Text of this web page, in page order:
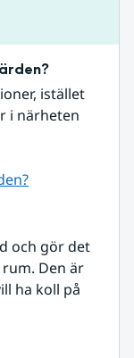
istället
i närheten
och gör det
Den är
ha koll på